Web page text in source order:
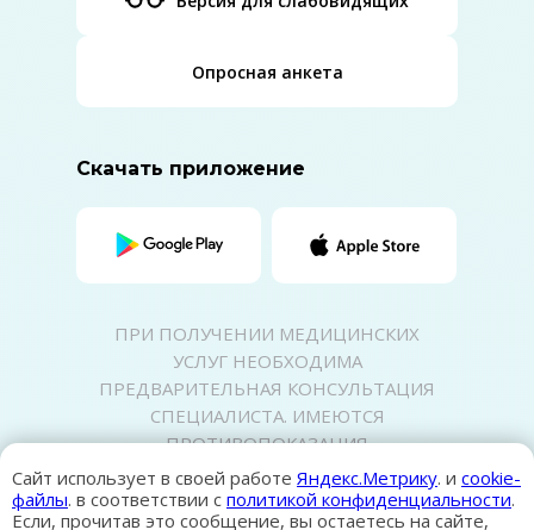
Сайт использует в своей работе Яндекс.Метрику. и cookie-
файлы. в соответствии с политикой конфиденциальности.
Если, прочитав это сообщение, вы остаетесь на сайте,
Скачать приложение
Опросная анкета
ПРИ ПОЛУЧЕНИИ МЕДИЦИНСКИХ
УСЛУГ НЕОБХОДИМА
ПРЕДВАРИТЕЛЬНАЯ КОНСУЛЬТАЦИЯ
СПЕЦИАЛИСТА. ИМЕЮТСЯ
ПРОТИВОПОКАЗАНИЯ
Карта сайта